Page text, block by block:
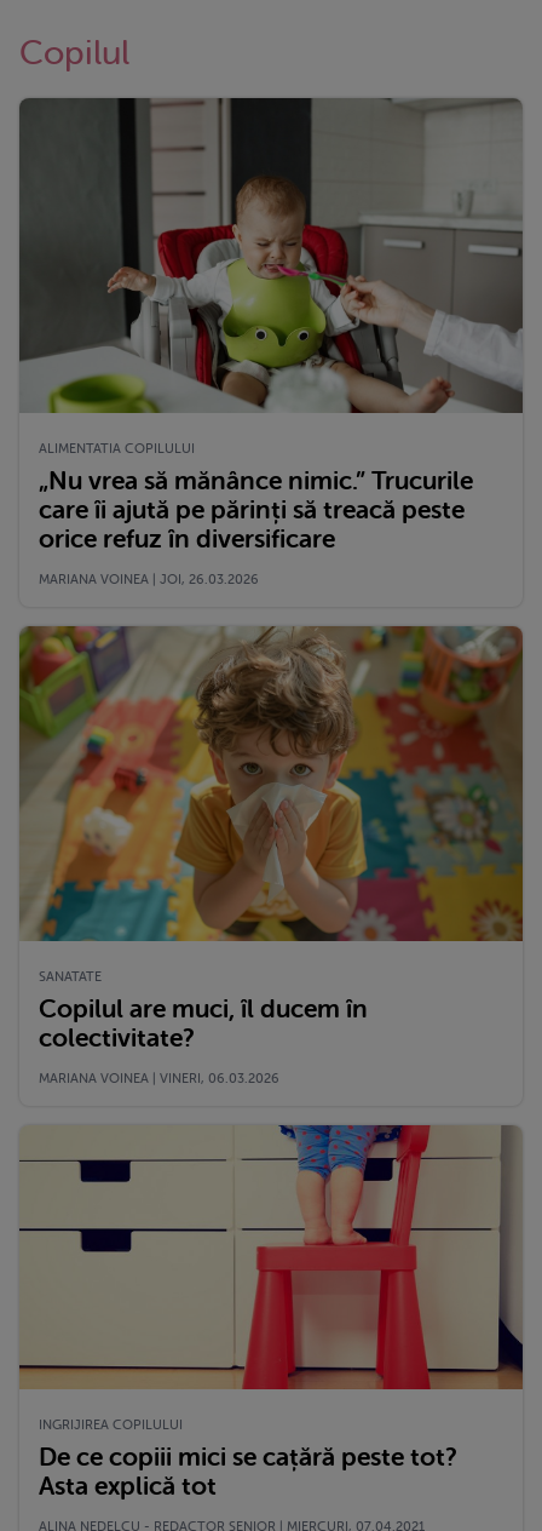
Copilul
ALIMENTATIA COPILULUI
„Nu vrea să mănânce nimic.” Trucurile
care îi ajută pe părinți să treacă peste
orice refuz în diversificare
MARIANA VOINEA | JOI, 26.03.2026
SANATATE
Copilul are muci, îl ducem în
colectivitate?
MARIANA VOINEA | VINERI, 06.03.2026
INGRIJIREA COPILULUI
De ce copiii mici se cațără peste tot?
Asta explică tot
ALINA NEDELCU - REDACTOR SENIOR | MIERCURI, 07.04.2021